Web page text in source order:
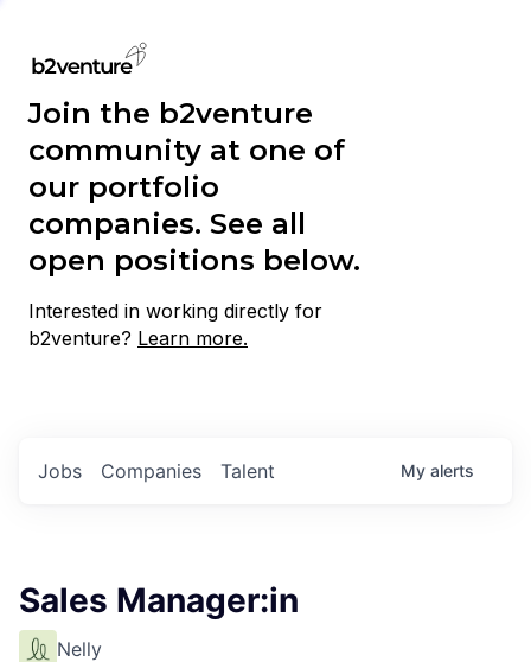
Join the b2venture
community at one of
our portfolio
companies. See all
open positions below.
Interested in working directly for
b2venture? Learn more.
Jobs Companies Talent My alerts
Sales Manager:in
Nelly